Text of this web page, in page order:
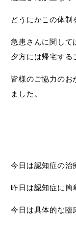
どうにかこの体制
急患さんに関して
夕方には帰宅する
皆様のご協力のお
ました。
今日は認知症の治
昨日は認知症に簡
今日は具体的な臨